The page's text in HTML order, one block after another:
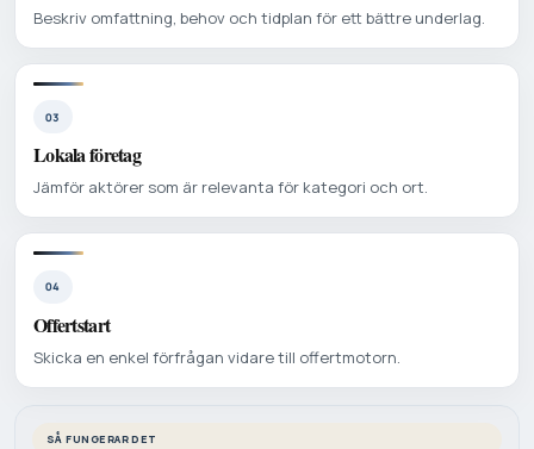
Beskriv omfattning, behov och tidplan för ett bättre underlag.
03
Lokala företag
Jämför aktörer som är relevanta för kategori och ort.
04
Offertstart
Skicka en enkel förfrågan vidare till offertmotorn.
SÅ FUNGERAR DET